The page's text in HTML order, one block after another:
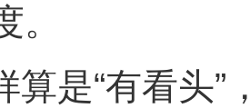
。
算是“有看头”